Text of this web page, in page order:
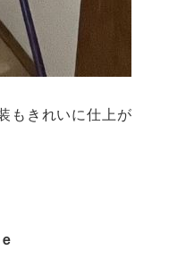
もきれいに仕上が